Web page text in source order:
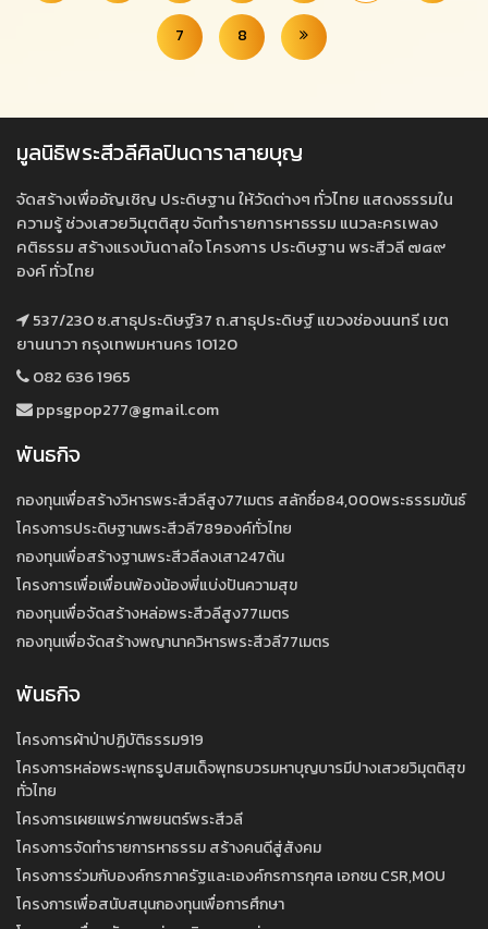
7 8
มูลนิธิพระสีวลีศิลปินดาราสายบุญ
จัดสร้างเพื่ออัญเชิญ ประดิษฐาน ให้วัดต่างๆ ทั่วไทย แสดงธรรมใน
ความรู้ ช่วงเสวยวิมุตติสุข จัดทำรายการหาธรรม แนวละครเพลง
คติธรรม สร้างแรงบันดาลใจ โครงการ ประดิษฐาน พระสีวลี ๗๘๙
องค์ ทั่วไทย
537/230 ซ.สาธุประดิษฐ์37 ถ.สาธุประดิษฐ์ แขวงช่องนนทรี เขต
ยานนาวา กรุงเทพมหานคร 10120
082 636 1965
ppsgpop277@gmail.com
พันธกิจ
กองทุนเพื่อสร้างวิหารพระสีวลีสูง77เมตร สลักชื่อ84,000พระธรรมขันธ์
โครงการประดิษฐานพระสีวลี789องค์ทั่วไทย
กองทุนเพื่อสร้างฐานพระสีวลีลงเสา247ต้น
โครงการเพื่อเพื่อนพ้องน้องพี่แบ่งปันความสุข
กองทุนเพื่อจัดสร้างหล่อพระสีวลีสูง77เมตร
กองทุนเพื่อจัดสร้างพญานาควิหารพระสีวลี77เมตร
พันธกิจ
โครงการผ้าป่าปฏิบัติธรรม919
โครงการหล่อพระพุทธรูปสมเด็จพุทธบวรมหาบุญบารมีปางเสวยวิมุตติสุข
ทั่วไทย
โครงการเผยแพร่ภาพยนตร์พระสีวลี
โครงการจัดทำรายการหาธรรม สร้างคนดีสู่สังคม
โครงการร่วมกับองค์กรภาครัฐและเองค์กรการกุศล เอกชน CSR,MOU
โครงการเพื่อสนับสนุนกองทุนเพื่อการศึกษา